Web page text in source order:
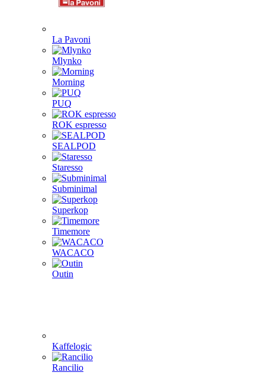
La Pavoni
Mlynko
Morning
PUQ
ROK espresso
SEALPOD
Staresso
Subminimal
Superkop
Timemore
WACACO
Outin
Kaffelogic
Rancilio